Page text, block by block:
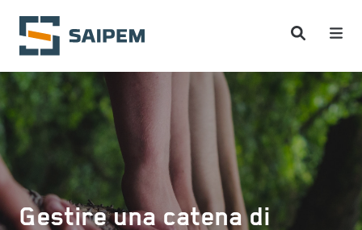
Salta al contenuto principale
Gestire una catena di